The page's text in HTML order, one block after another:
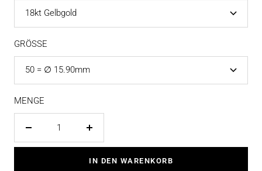
18kt Gelbgold
GRÖSSE
50 = ∅ 15.90mm
MENGE
verringern
Menge
erhöhen
IN DEN WARENKORB